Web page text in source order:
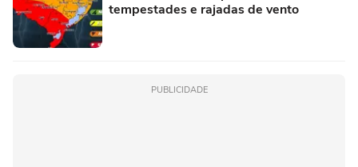
tempestades e rajadas de vento
PUBLICIDADE